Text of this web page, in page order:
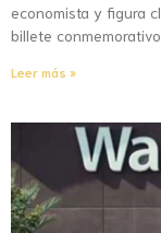
economista y figura
billete conmemorativo.
Leer más »